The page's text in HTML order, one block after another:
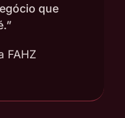
que
FAHZ